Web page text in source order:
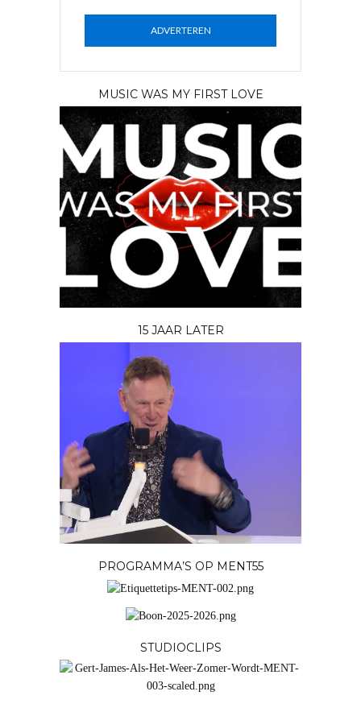
ADVERTEREN
MUSIC WAS MY FIRST LOVE
15 JAAR LATER
PROGRAMMA’S OP MENT55
STUDIOCLIPS